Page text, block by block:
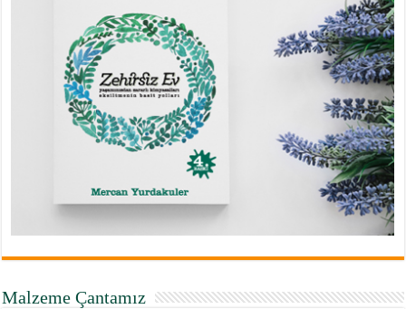
Malzeme Çantamız